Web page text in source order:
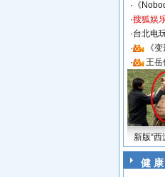
· 《
·搜狐娱
·台北电
·
《
·
王岳
新版“西
健